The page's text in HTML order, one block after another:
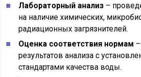
Лабораторный анализ –
на наличие химических,
радиационных загрязнителей.
Оценка соответствия нормам
результатов анализа с
стандартами качества воды.